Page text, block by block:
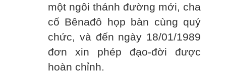
một ngôi thánh đường mới, cha
cố Bênađô họp bàn cùng quý
chức, và đến ngày 18/01/1989
đơn xin phép đạo-đời được
hoàn chỉnh.